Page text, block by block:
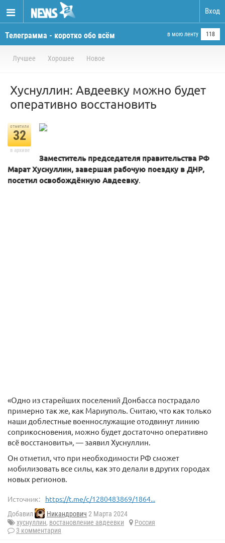
Вход
Телеграмма - коротко обо всём в мою ленту 118
Лучшее Хорошее Новое
Хуснуллин: Авдеевку можно будет
оперативно восстановить
отметили
32
в архиве
Заместитель председателя правительства РФ
Марат Хуснуллин, завершая рабочую поездку в ДНР,
посетил освобождённую Авдеевку.
«Одно из старейших поселений Донбасса пострадало
примерно так же, как Мариуполь. Считаю, что как только
наши доблестные военнослужащие отодвинут линию
соприкосновения, можно будет достаточно оперативно
всё восстановить», — заявил Хуснуллин.
Он отметил, что при необходимости РФ сможет
мобилизовать все силы, как это делали в других городах
новых регионов.
Источник: https://t.me/c/1280483869/1864...
Добавил Никандрович 2 Марта 2024
хуснуллин, востановление авдеевки
Россия
3 комментария